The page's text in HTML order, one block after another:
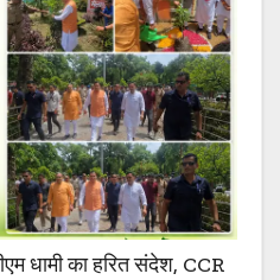
धामी का हरित संदेश, CCR